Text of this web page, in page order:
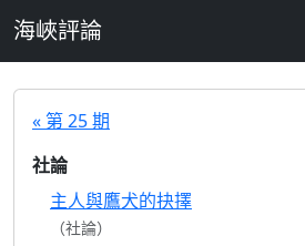
海峽評論
« 第 25 期
社論
主人與鷹犬的抉擇
（社論）